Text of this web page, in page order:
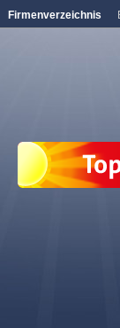
Firmenverzeichnis